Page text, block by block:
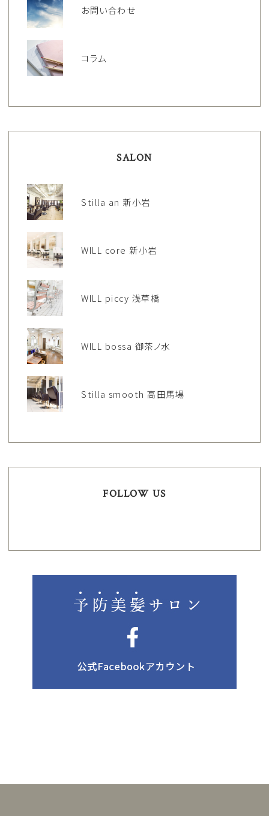
お問い合わせ
コラム
SALON
Stilla an 新小岩
WILL core 新小岩
WILL piccy 浅草橋
WILL bossa 御茶ノ水
Stilla smooth 高田馬場
FOLLOW US